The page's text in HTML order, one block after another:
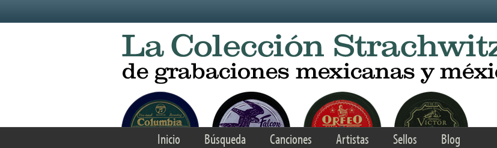
Inicio Búsqueda Canciones Artistas Sellos Blog